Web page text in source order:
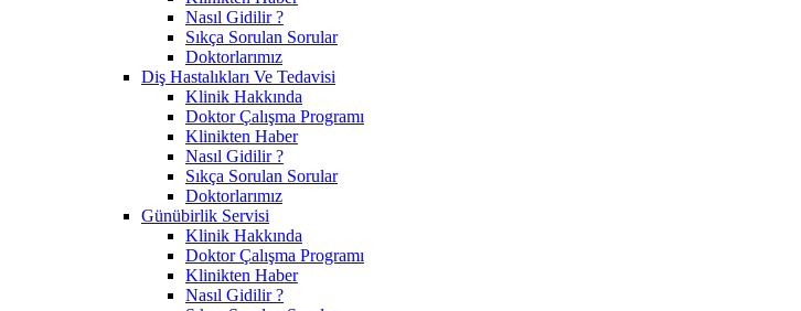
Nasıl Gidilir ?
Sıkça Sorulan Sorular
Doktorlarımız
Diş Hastalıkları Ve Tedavisi
Klinik Hakkında
Doktor Çalışma Programı
Klinikten Haber
Nasıl Gidilir ?
Sıkça Sorulan Sorular
Doktorlarımız
Günübirlik Servisi
Klinik Hakkında
Doktor Çalışma Programı
Klinikten Haber
Nasıl Gidilir ?